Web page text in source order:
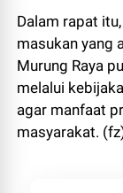
Dalam rapat
masukan yang
Murung Raya
melalui
agar manfaat
masyarakat.